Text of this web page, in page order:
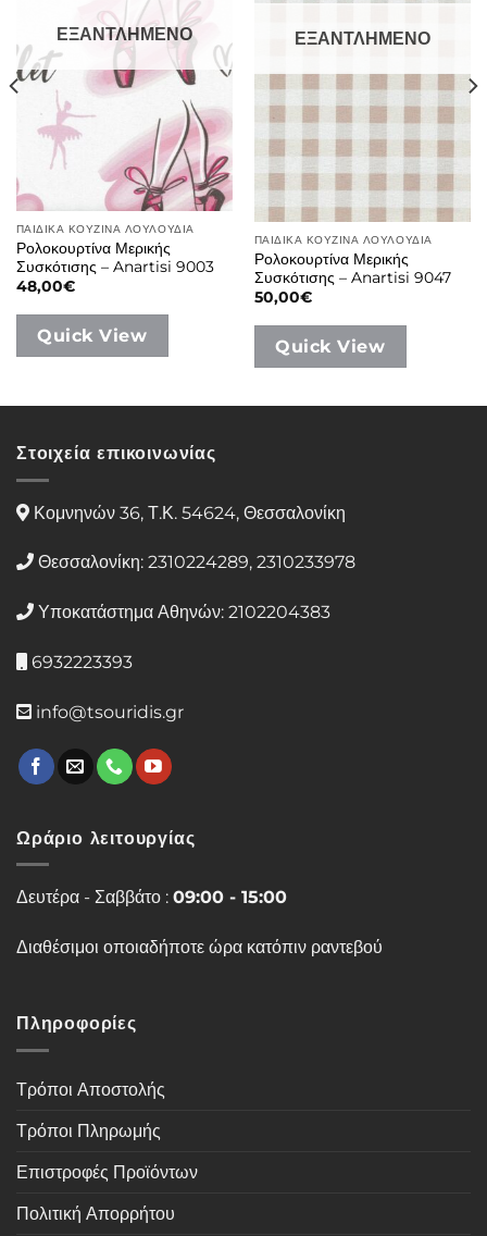
ΕΞΑΝΤΛΗΜΕΝΟ
ΠΑΙΔΙΚΑ ΚΟΥΖΙΝΑ ΛΟΥΛΟΥΔΙΑ
Ρολοκουρτίνα Μερικής
Συσκότισης – Anartisi 9003
48,00€
Quick View
ΕΞΑΝΤΛΗΜΕΝΟ
ΠΑΙΔΙΚΑ ΚΟΥΖΙΝΑ ΛΟΥΛΟΥΔΙΑ
Ρολοκουρτίνα Μερικής
Συσκότισης – Anartisi 9047
50,00€
Quick View
Στοιχεία επικοινωνίας
Κομνηνών 36, Τ.Κ. 54624, Θεσσαλονίκη
Θεσσαλονίκη: 2310224289, 2310233978
Υποκατάστημα Αθηνών: 2102204383
6932223393
info@tsouridis.gr
Ωράριο λειτουργίας
Δευτέρα - Σαββάτο : 09:00 - 15:00
Διαθέσιμοι οποιαδήποτε ώρα κατόπιν ραντεβού
Πληροφορίες
Τρόποι Αποστολής
Τρόποι Πληρωμής
Επιστροφές Προϊόντων
Πολιτική Απορρήτου